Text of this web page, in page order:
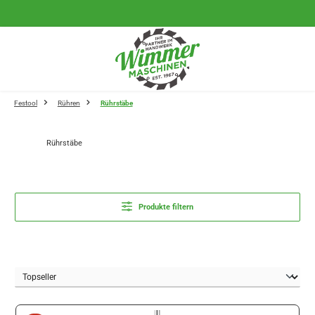
Festool Rühren Rührstäbe
Rührstäbe
Produkte filtern